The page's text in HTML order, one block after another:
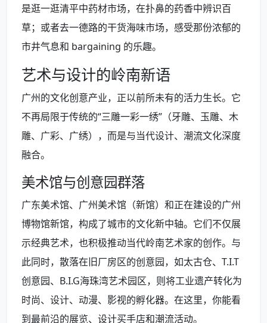
是逛一逛清平中药材市场，在扑鼻的药香中辨识百
草；或者去一德路的干货海味市场，感受那份浓郁的
市井气息和 bargaining 的乐趣。
艺术与设计的岭南新语
广州的文化创意产业，正以前所未有的活力生长。它
不再局限于传统的“三雕一彩一绣”（牙雕、玉雕、木
雕、广彩、广绣），而是与当代设计、潮流文化深度
融合。
美术馆与创意园群落
广东美术馆、广州美术馆（新馆）和正在建设的广州
博物馆新馆，构成了城市的文化新中轴。它们不仅展
示经典艺术，也积极推动当代岭南艺术家的创作。与
此同时，散落在旧厂房区的创意园，如太古仓、T.I.T
创意园、B.I.G海珠湾艺术园区，则将工业遗产转化为
时尚、设计、动漫、影视的孵化器。在这里，你能看
到最前沿的展览、设计买手店和潮流活动。